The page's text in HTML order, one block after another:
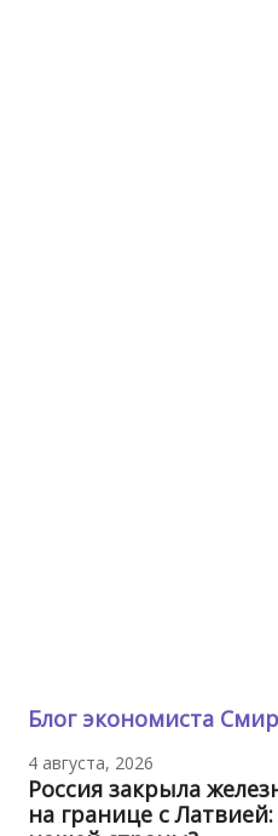
Блог экономиста
4 августа, 2026
Россия закрыла
на границе с